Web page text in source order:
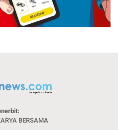
BERSAMA